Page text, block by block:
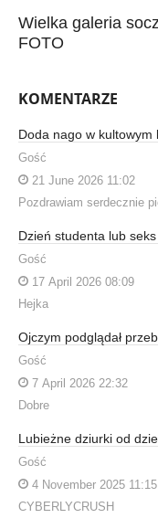
Wielka galeria
FOTO
KOMENTARZE
Doda nago w kultowym
Gość
21 June 2026 11:02
Pozdrawiam serdecznie
Dzień studenta lub
Gość
17 April 2026 08:09
Hejka
Ojczym podglądał
Gość
7 April 2026 22:32
Dobre
Lubieżne dziurki od
Gość
4 November 2025 11:15
CYBERLYCRUSH